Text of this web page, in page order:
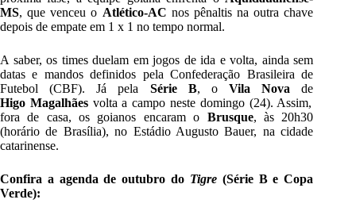
MS, que venceu o Atlético-AC nos pênaltis na outra chave
depois de empate em 1 x 1 no tempo normal.
A saber, os times duelam em jogos de ida e volta, ainda sem
datas e mandos definidos pela Confederação Brasileira de
Futebol (CBF). Já pela Série B, o Vila Novade
Higo Magalhãesvolta a campo neste domingo (24). Assim,
fora de casa, os goianos encaram o Brusque, às 20h30
(horário de Brasília), no Estádio Augusto Bauer, na cidade
catarinense.
Confira a agenda de outubro do Tigre(Série B e Copa
Verde):